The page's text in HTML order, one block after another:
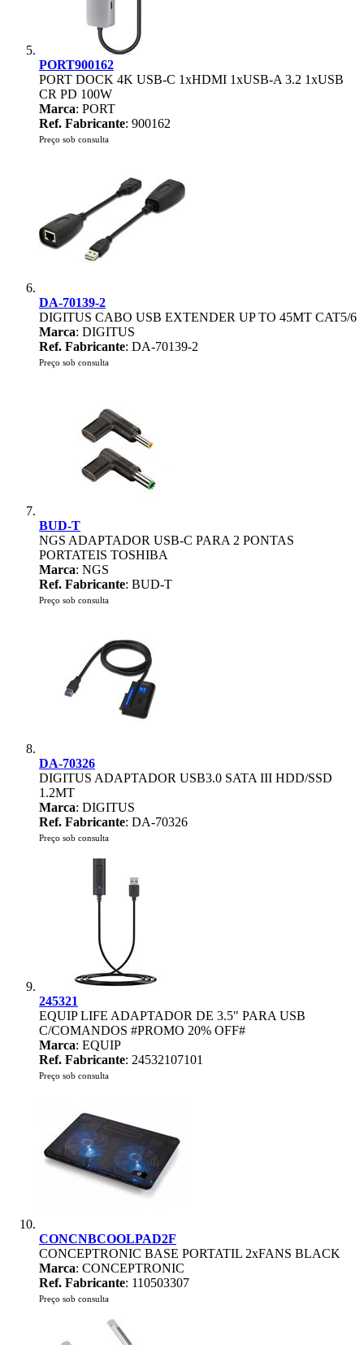
PORT900162
PORT DOCK 4K USB-C 1xHDMI 1xUSB-A 3.2 1xUSB
CR PD 100W
Marca: PORT
Ref. Fabricante: 900162
Preço sob consulta
DA-70139-2
DIGITUS CABO USB EXTENDER UP TO 45MT CAT5/6
Marca: DIGITUS
Ref. Fabricante: DA-70139-2
Preço sob consulta
BUD-T
NGS ADAPTADOR USB-C PARA 2 PONTAS
PORTATEIS TOSHIBA
Marca: NGS
Ref. Fabricante: BUD-T
Preço sob consulta
DA-70326
DIGITUS ADAPTADOR USB3.0 SATA III HDD/SSD
1.2MT
Marca: DIGITUS
Ref. Fabricante: DA-70326
Preço sob consulta
245321
EQUIP LIFE ADAPTADOR DE 3.5" PARA USB
C/COMANDOS #PROMO 20% OFF#
Marca: EQUIP
Ref. Fabricante: 24532107101
Preço sob consulta
CONCNBCOOLPAD2F
CONCEPTRONIC BASE PORTATIL 2xFANS BLACK
Marca: CONCEPTRONIC
Ref. Fabricante: 110503307
Preço sob consulta